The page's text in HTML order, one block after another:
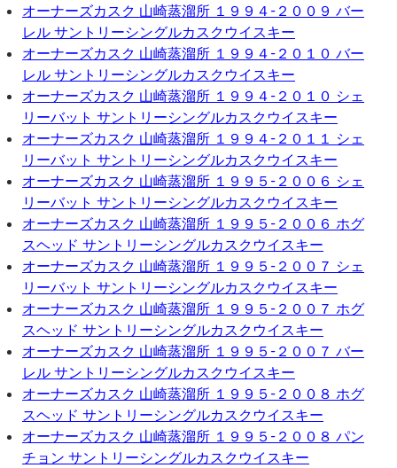
オーナーズカスク 山崎蒸溜所 １９９４-２００９ バー
レル サントリーシングルカスクウイスキー
オーナーズカスク 山崎蒸溜所 １９９４-２０１０ バー
レル サントリーシングルカスクウイスキー
オーナーズカスク 山崎蒸溜所 １９９４-２０１０ シェ
リーバット サントリーシングルカスクウイスキー
オーナーズカスク 山崎蒸溜所 １９９４-２０１１ シェ
リーバット サントリーシングルカスクウイスキー
オーナーズカスク 山崎蒸溜所 １９９５-２００６ シェ
リーバット サントリーシングルカスクウイスキー
オーナーズカスク 山崎蒸溜所 １９９５-２００６ ホグ
スヘッド サントリーシングルカスクウイスキー
オーナーズカスク 山崎蒸溜所 １９９５-２００７ シェ
リーバット サントリーシングルカスクウイスキー
オーナーズカスク 山崎蒸溜所 １９９５-２００７ ホグ
スヘッド サントリーシングルカスクウイスキー
オーナーズカスク 山崎蒸溜所 １９９５-２００７ バー
レル サントリーシングルカスクウイスキー
オーナーズカスク 山崎蒸溜所 １９９５-２００８ ホグ
スヘッド サントリーシングルカスクウイスキー
オーナーズカスク 山崎蒸溜所 １９９５-２００８ パン
チョン サントリーシングルカスクウイスキー